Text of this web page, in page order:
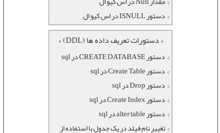
دستور ISNULL در اس کیو ال
« دستورات تعریف داده ها (DDL) »
دستور CREATE DATABASE در sql
دستور Create Table در sql
دستور Drop در sql
دستور Create Index در sql
دستور alter table در sql
تغییر نام فیلد در یک جدول با استفاده از